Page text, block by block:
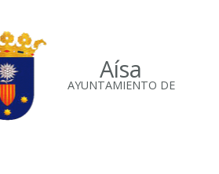
Aísa
AYUNTAMIENTO DE